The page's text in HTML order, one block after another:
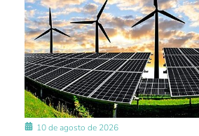
10 de agosto de 2026